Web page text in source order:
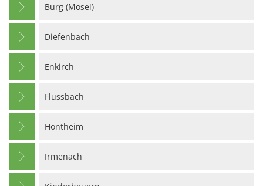
Burg (Mosel)
Diefenbach
Enkirch
Flussbach
Hontheim
Irmenach